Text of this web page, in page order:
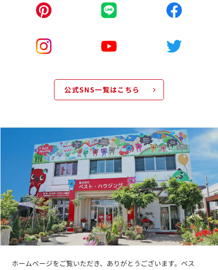
公式SNS一覧はこちら
ホームページをご覧いただき、ありがとうございます。ベス